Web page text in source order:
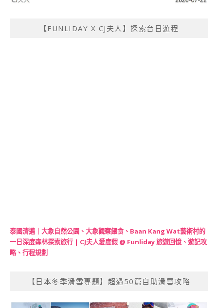
【FUNLIDAY X CJ夫人】探索台日遊程
泰國清邁｜大象自然公園、大象觀察餵食、Baan Kang Wat藝術村的
一日深度森林探索旅行 | CJ夫人愛度假 @ Funliday 旅遊回憶、遊記攻
略、行程規劃
【日本冬季滑雪專題】超過50篇自助滑雪攻略